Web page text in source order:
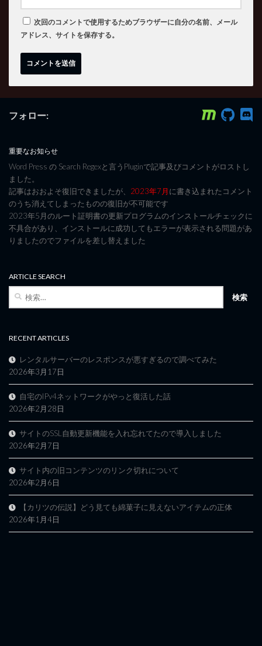
次回のコメントで使用するためブラウザーに自分の名前、メール
アドレス、サイトを保存する。
フォロー:
重要なお知らせ
Word Press の Search Regexと言うPluginで記事及びコメントがロストし
ました。
記事はおおよそ復旧できましたが、 2023年7月に書き込まれたコメント
のうち消えてしまったものの復旧が不可能です
2023年5月のルート証明書の更新プログラムのインストールチェックに
不具合があり、インストールに成功してもエラーが表示される問題があ
りましたのでファイルを差し替えました
ARTICLE SEARCH
検
RECENT ARTICLES
レンタルサーバーのレスポンスが悪すぎるので調べてみた
2026年3月17日
自宅のIPv4ネットワークがやっと復活した話
2026年2月28日
サイトのSSL自動更新機能を入れ忘れてたので導入しました
2026年2月7日
サイト内の旧コンテンツのリンク切れについて
2026年2月6日
【カリツの伝説】どう見ても綿菓子に見えないアイテムの正体
2026年1月4日